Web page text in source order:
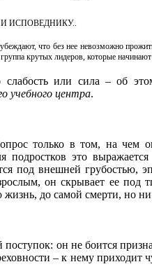
ИСПОВЕДНИКУ..
что без нее невозможно
крутых лидеров, которые
или сила – об
учебного центра.
только в том, на чем
подростков это
под внешней
он скрывает ее
до самой смерти, но ни
он не боится
– к нему